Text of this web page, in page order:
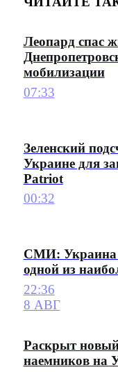
Леопард спас
мобилизации
07:33
Зеленский
Украине для
Patriot
00:32
СМИ: Украина
одной из
22:36
8 АВГ
Раскрыт
наемников на